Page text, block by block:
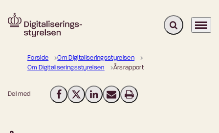
Gå til forsiden Fold søgefelt
Menu
Forside
Om Digitaliseringsstyrelsen
Om Digitaliseringsstyrelsen
Årsrapport
Del med Del på Facebook
Del på X (Twitter)
Del på LinkedIn
Send email
Print